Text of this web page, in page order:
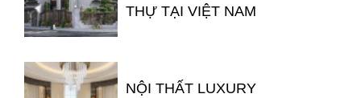
THỰ TẠI VIỆT NAM
NỘI THẤT LUXURY